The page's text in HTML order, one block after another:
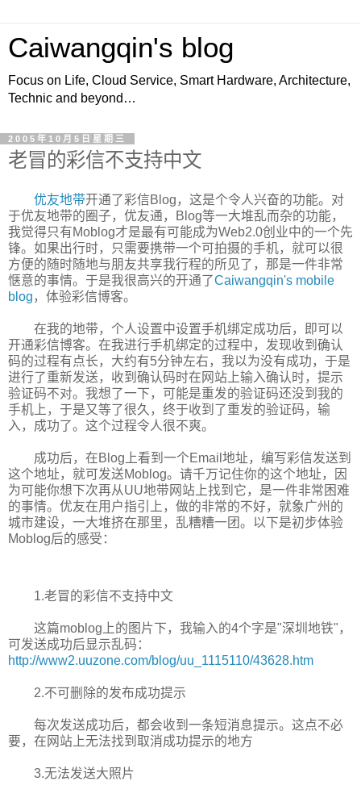
Caiwangqin's blog
Focus on Life, Cloud Service, Smart Hardware, Architecture,
Technic and beyond…
2005年10月5日星期三
老冒的彩信不支持中文
优友地带开通了彩信Blog，这是个令人兴奋的功能。对
于优友地带的圈子，优友通，Blog等一大堆乱而杂的功能，
我觉得只有Moblog才是最有可能成为Web2.0创业中的一个先
锋。如果出行时，只需要携带一个可拍摄的手机，就可以很
方便的随时随地与朋友共享我行程的所见了，那是一件非常
惬意的事情。于是我很高兴的开通了Caiwangqin's mobile
blog，体验彩信博客。
在我的地带，个人设置中设置手机绑定成功后，即可以
开通彩信博客。在我进行手机绑定的过程中，发现收到确认
码的过程有点长，大约有5分钟左右，我以为没有成功，于是
进行了重新发送，收到确认码时在网站上输入确认时，提示
验证码不对。我想了一下，可能是重发的验证码还没到我的
手机上，于是又等了很久，终于收到了重发的验证码，输
入，成功了。这个过程令人很不爽。
成功后，在Blog上看到一个Email地址，编写彩信发送到
这个地址，就可发送Moblog。请千万记住你的这个地址，因
为可能你想下次再从UU地带网站上找到它，是一件非常困难
的事情。优友在用户指引上，做的非常的不好，就象广州的
城市建设，一大堆挤在那里，乱糟糟一团。以下是初步体验
Moblog后的感受：
1.老冒的彩信不支持中文
这篇moblog上的图片下，我输入的4个字是"深圳地铁"，
可发送成功后显示乱码：
http://www2.uuzone.com/blog/uu_1115110/43628.htm
2.不可删除的发布成功提示
每次发送成功后，都会收到一条短消息提示。这点不必
要，在网站上无法找到取消成功提示的地方
3.无法发送大照片